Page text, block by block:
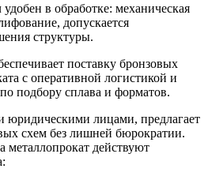
в обработке: механическая
допускается
структуры.
поставку бронзовых
с оперативной логистикой и
подбору сплава и форматов.
юридическими лицами, предлагает
схем без лишней бюрократии.
металлопрокат действуют